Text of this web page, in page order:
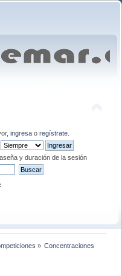
ingresao regístrate.
y duración de la sesión
» Concentraciones